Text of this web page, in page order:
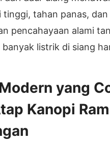
tinggi, tahan panas, dan
pencahayaan alami
banyak listrik di siang
yang
Kanopi